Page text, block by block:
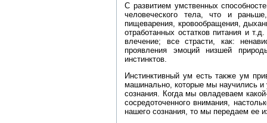
С развитием умственных
человеческого тела, что и
пищеварения, кровообращения,
отработанных остатков питания и
влечение; все страсти, как:
проявления эмоций низшей
инстинктов.
Инстинктивный ум есть также ум
машинально, которые мы научились и
сознания. Когда мы овладеваем
сосредоточенного внимания,
нашего сознания, то мы передаем ее